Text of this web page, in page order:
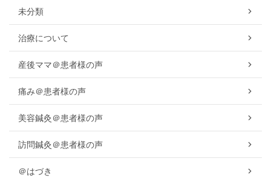
未分類
治療について
産後ママ＠患者様の声
痛み＠患者様の声
美容鍼灸＠患者様の声
訪問鍼灸＠患者様の声
＠はづき